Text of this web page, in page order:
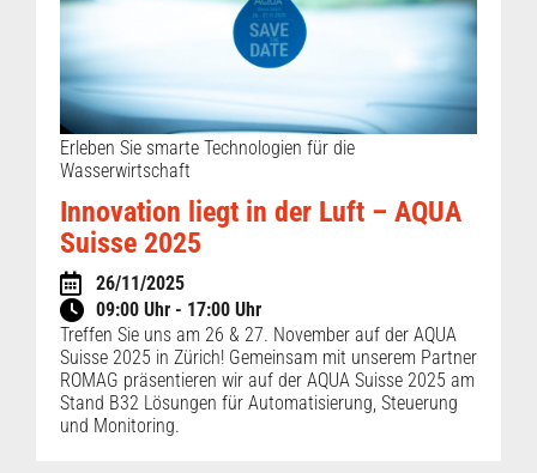
Erleben Sie smarte Technologien für die
Wasserwirtschaft
Innovation liegt in der Luft – AQUA
Suisse 2025
26/11/2025
09:00 Uhr - 17:00 Uhr
Treffen Sie uns am 26 & 27. November auf der AQUA
Suisse 2025 in Zürich! Gemeinsam mit unserem Partner
ROMAG präsentieren wir auf der AQUA Suisse 2025 am
Stand B32 Lösungen für Automatisierung, Steuerung
und Monitoring.